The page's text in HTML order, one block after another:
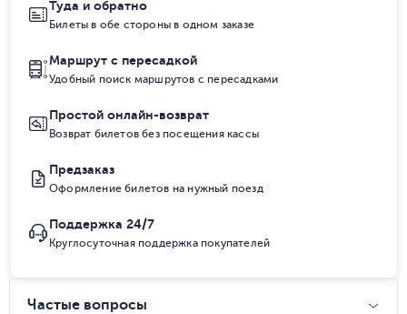
Туда и обратно
Билеты в обе стороны в одном заказе
Маршрут с пересадкой
Удобный поиск маршрутов с пересадками
Простой онлайн-возврат
Возврат билетов без посещения кассы
Предзаказ
Оформление билетов на нужный поезд
Поддержка 24/7
Круглосуточная поддержка покупателей
Частые вопросы